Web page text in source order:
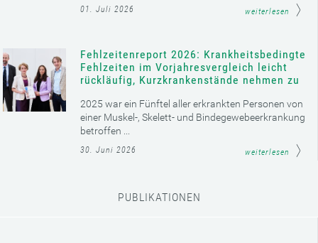
01. Juli 2026 weiterlesen
Fehlzeitenreport 2026: Krankheitsbedingte
Fehlzeiten im Vorjahresvergleich leicht
rückläufig, Kurzkrankenstände nehmen zu
2025 war ein Fünftel aller erkrankten Personen von
einer Muskel-, Skelett- und Bindegewebeerkrankung
betroffen ...
30. Juni 2026 weiterlesen
PUBLIKATIONEN